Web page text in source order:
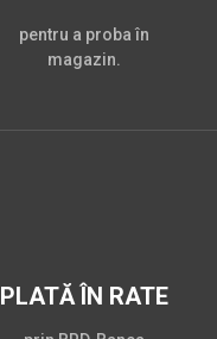
pentru a proba în
magazin.
PLATĂ ÎN RATE